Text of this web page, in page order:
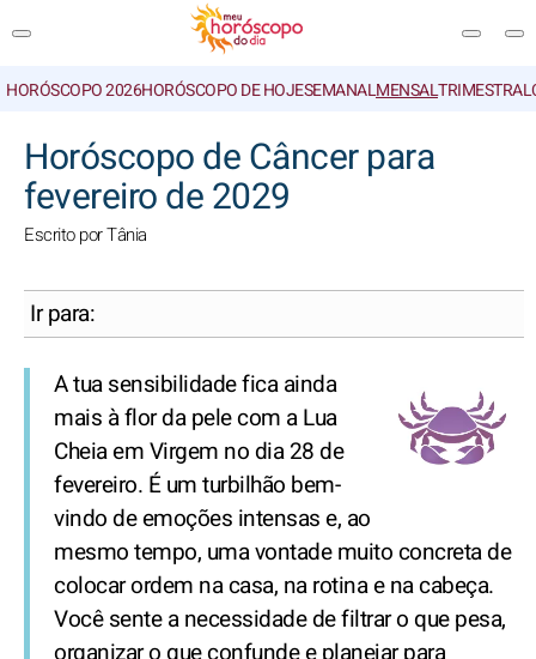
HORÓSCOPO 2026HORÓSCOPO DE HOJESEMANALMENSALTRIMESTRAL
Horóscopo de Câncer para
fevereiro de 2029
Escrito por Tânia
Ir para:
A tua sensibilidade fica ainda
mais à flor da pele com a Lua
Cheia em Virgem no dia 28 de
fevereiro. É um turbilhão bem-
vindo de emoções intensas e, ao
mesmo tempo, uma vontade muito concreta de
colocar ordem na casa, na rotina e na cabeça.
Você sente a necessidade de filtrar o que pesa,